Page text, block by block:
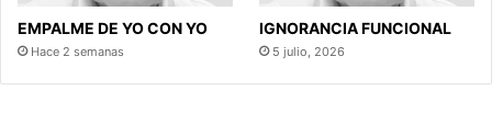
EMPALME DE YO CON YO
Hace 2 semanas
IGNORANCIA FUNCIONAL
5 julio, 2026